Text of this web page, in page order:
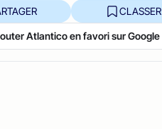
CLASSER
Atlantico en favori sur Google